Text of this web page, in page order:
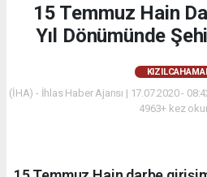
15 Temmuz Hain
Yıl Dönümünde
(İHA) - İhlas Haber Ajansı | 17.07.2020 -
4963+ kez